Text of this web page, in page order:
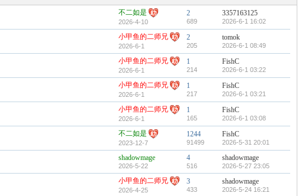
不二如是
2026-4-10
2
689
3357163125
2026-6-1 16:02
小甲鱼的二师兄
2026-6-1
2
205
tomok
2026-6-1 08:49
小甲鱼的二师兄
2026-6-1
1
214
FishC
2026-6-1 03:22
小甲鱼的二师兄
2026-6-1
1
217
FishC
2026-6-1 03:21
小甲鱼的二师兄
2026-6-1
1
165
FishC
2026-6-1 03:08
不二如是
2023-12-7
1244
91499
FishC
2026-5-31 20:01
shadowmage
2026-5-22
4
516
shadowmage
2026-5-27 23:05
小甲鱼的二师兄
2026-4-25
3
433
shadowmage
2026-5-24 16:21